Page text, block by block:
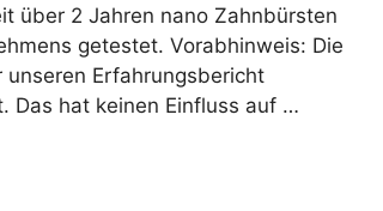
über 2 Jahren nano Zahnbürsten
getestet. Vorabhinweis: Die
unseren Erfahrungsbericht
Das hat keinen Einfluss auf …